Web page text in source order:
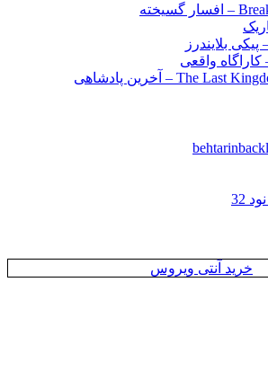
32
خرید آنتی ویروس